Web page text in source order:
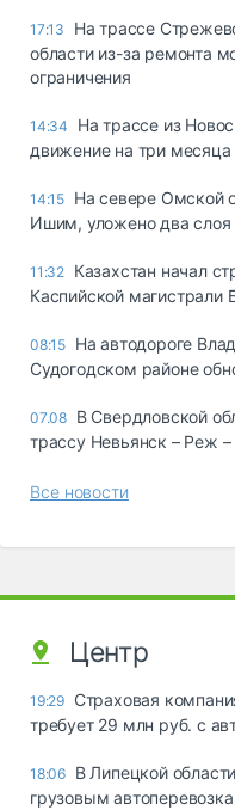
17:13
На трассе
области из-за ремонта
ограничения
14:34
На трассе из
движение на три месяца
14:15 На севере Омской
Ишим, уложено два слоя
11:32 Казахстан начал
Каспийской магистрали
08:15 На автодороге
Судогодском районе
07.08 В Свердловской
трассу Невьянск – Реж
Все новости
Центр
19:29 Страховая
требует 29 млн руб. с
18:06 В Липецкой
грузовым